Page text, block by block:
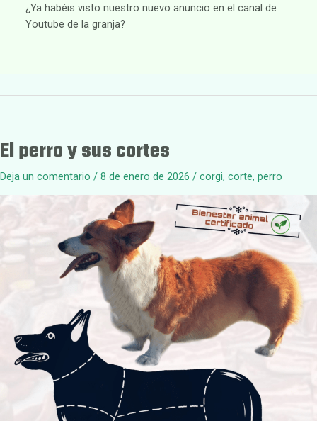
¿Ya habéis visto nuestro nuevo anuncio en el canal de
Youtube de la granja?
El perro y sus cortes
Deja un comentario / 8 de enero de 2026 / corgi, corte, perro